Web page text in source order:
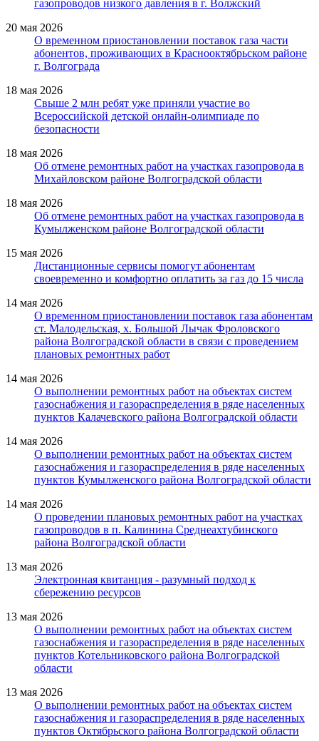
газопроводов низкого давления в г. Волжский
20 мая 2026
О временном приостановлении поставок газа части
абонентов, проживающих в Краснооктябрьском районе
г. Волгограда
18 мая 2026
Свыше 2 млн ребят уже приняли участие во
Всероссийской детской онлайн-олимпиаде по
безопасности
18 мая 2026
Об отмене ремонтных работ на участках газопровода в
Михайловском районе Волгоградской области
18 мая 2026
Об отмене ремонтных работ на участках газопровода в
Кумылженском районе Волгоградской области
15 мая 2026
Дистанционные сервисы помогут абонентам
своевременно и комфортно оплатить за газ до 15 числа
14 мая 2026
О временном приостановлении поставок газа абонентам
ст. Малодельская, х. Большой Лычак Фроловского
района Волгоградской области в связи с проведением
плановых ремонтных работ
14 мая 2026
О выполнении ремонтных работ на объектах систем
газоснабжения и газораспределения в ряде населенных
пунктов Калачевского района Волгоградской области
14 мая 2026
О выполнении ремонтных работ на объектах систем
газоснабжения и газораспределения в ряде населенных
пунктов Кумылженского района Волгоградской области
14 мая 2026
О проведении плановых ремонтных работ на участках
газопроводов в п. Калинина Среднеахтубинского
района Волгоградской области
13 мая 2026
Электронная квитанция - разумный подход к
сбережению ресурсов
13 мая 2026
О выполнении ремонтных работ на объектах систем
газоснабжения и газораспределения в ряде населенных
пунктов Котельниковского района Волгоградской
области
13 мая 2026
О выполнении ремонтных работ на объектах систем
газоснабжения и газораспределения в ряде населенных
пунктов Октябрьского района Волгоградской области